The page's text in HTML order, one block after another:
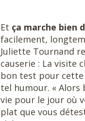
Et ça marche bien
facilement,
Juliette Tournand
causerie : La visite
bon test pour cette
tel humour. « Alors
vie pour le jour où
plat que vous